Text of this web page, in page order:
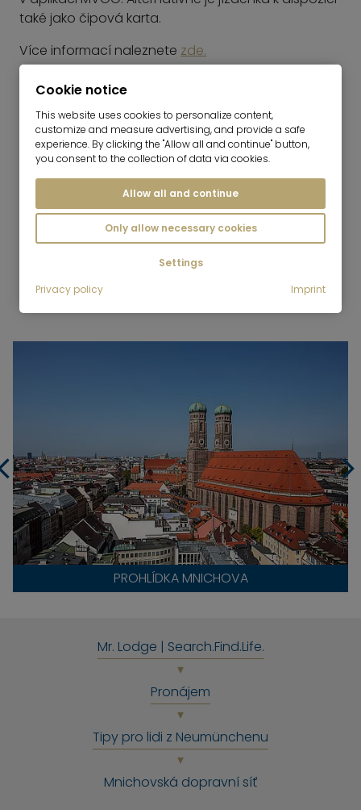
také jako čipová karta.
Více informací naleznete zde.
TIPY PRO POHODLNOU CESTU
Pro vyhledání nejbližšího spoje doporučujeme
použít plánovačcestyMVV.
Přicestování můžete také použítaplikaci MVV
Pokud nemáte vždy po ruce správné drobné,
můžete si také snadno zakoupit správnou
jízdenku na mobilním telefonu.
Mr. Lodge vám přeje spoustu zábavy při poznávání
Mnichova a bezpečnou cestu!
PROHLÍDKA MNICHOVA
Mr. Lodge | Search.Find.Life.
Pronájem
Tipy pro lidi z Neumünchenu
Mnichovská dopravní síť
Cookie notice
This website uses cookies to personalize content,
customize and measure advertising, and provide a safe
experience. By clicking the "Allow all and continue" button,
you consent to the collection of data via cookies.
Allow all and continue
Only allow necessary cookies
Settings
Privacy policy
Imprint